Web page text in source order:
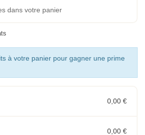
dans votre panier
à votre panier pour gagner une prime
0,00 €
0,00 €